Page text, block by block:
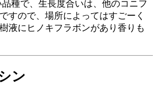
種で、生長度合いは、他のコニフ
すので、場所によってはすごーく
液にヒノキフラボンがあり香りも
ン